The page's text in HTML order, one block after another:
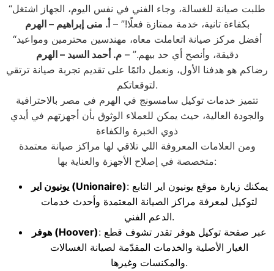
“طلبت صيانة للغسالة، وجاء الفني في نفس اليوم، الجهاز اشتغل
بكفاءة تانية، خدمة ممتازة فعلًا!” – أ. منى إبراهيم – الهرم
“أفضل مركز صيانة اتعاملت معاه، مهندسين محترمين ومواعيد
دقيقة، وأنصح أي حد بيهم.” –م. أحمد السيد – الهرم
رضاكم هو هدفنا الأول، ونعمل دائمًا على تقديم تجربة صيانة ترتقي
لتوقعاتكم.
تتميز خدمات توكيل سامسونج في الهرم في مصر بالاحترافية
والجودة العالية، حيث يمكن للعملاء الوثوق بأن أجهزتهم في أيدي
ذوي الخبرة والكفاءة
ومن العلامات المعروفة اللي تلاقي لها مراكز صيانة معتمدة
متخصصة في إصلاح الأجهزة والعناية بها:
يونيون اير (Unionaire): يمكنك زيارة موقع يونيون اير التابع
لتوكيل لمعرفة مراكز الصيانة المعتمدة وأحدث خدمات
الدعم الفني.
(Hoover): عبر صفحة توكيل هوفر تقدر تشوف قطع
الغيار الأصلية والخدمات المقدّمة لصيانة الغسالات
والمكنسات وغيرها.